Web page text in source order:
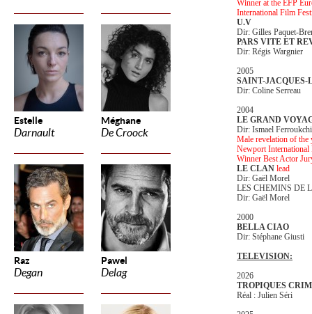
Estelle
Darnault
Méghane
De Croock
Raz
Degan
Pawel
Delag
Winner at the EFP
International Film
U.V
Dir: Gilles Paquet-
PARS VITE ET
Dir: Régis Wargnier
2005
SAINT-JACQUES-
Dir: Coline Serreau
2004
LE GRAND
Dir: Ismael Ferroukchi
Male revelation of the
Newport
Winner Best Actor
LE CLAN lead
Dir: Gaël Morel
LES CHEMINS DE
Dir: Gaël Morel
2000
BELLA CIAO
Dir: Stéphane Giusti
TELEVISION:
2026
TROPIQUES
Réal : Julien Séri